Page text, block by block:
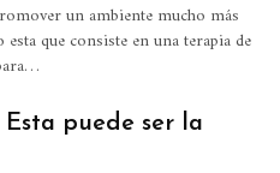
un ambiente mucho más
que consiste en una terapia de
puede ser la